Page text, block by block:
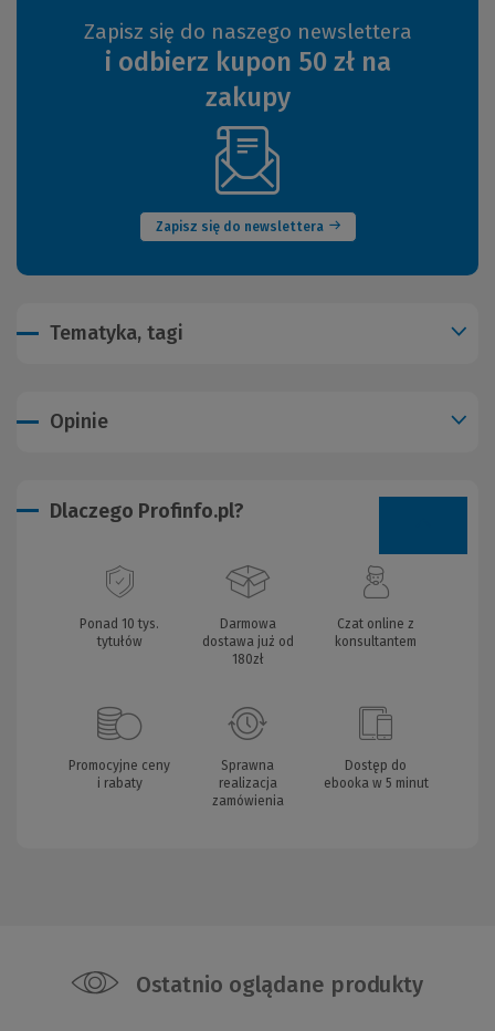
Zapisz się do naszego newslettera
i odbierz kupon 50 zł na
zakupy
Zapisz się do newslettera
(Nowe
okno)
Tematyka, tagi
Opinie
Dlaczego Profinfo.pl?
Ponad 10 tys.
tytułów
Darmowa
dostawa już od
180zł
Czat online z
konsultantem
Promocyjne ceny
i rabaty
Sprawna
realizacja
zamówienia
Dostęp do
ebooka w 5 minut
Ostatnio oglądane produkty